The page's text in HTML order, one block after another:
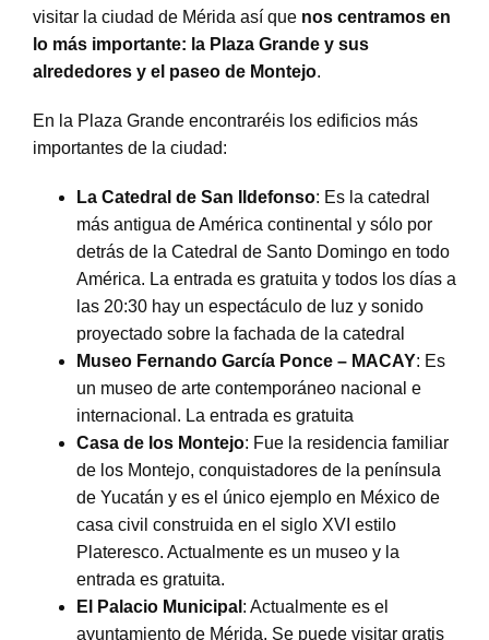
visitar la ciudad de Mérida así que nos centramos en
lo más importante: la Plaza Grande y sus
alrededores y el paseo de Montejo.
En la Plaza Grande encontraréis los edificios más
importantes de la ciudad:
La Catedral de San Ildefonso: Es la catedral
más antigua de América continental y sólo por
detrás de la Catedral de Santo Domingo en todo
América. La entrada es gratuita y todos los días a
las 20:30 hay un espectáculo de luz y sonido
proyectado sobre la fachada de la catedral
Museo Fernando García Ponce – MACAY: Es
un museo de arte contemporáneo nacional e
internacional. La entrada es gratuita
Casa de los Montejo: Fue la residencia familiar
de los Montejo, conquistadores de la península
de Yucatán y es el único ejemplo en México de
casa civil construida en el siglo XVI estilo
Plateresco. Actualmente es un museo y la
entrada es gratuita.
El Palacio Municipal : Actualmente es el
ayuntamiento de Mérida. Se puede visitar gratis